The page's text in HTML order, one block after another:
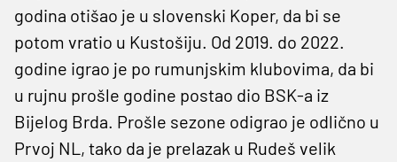
godina otišao je u slovenski Koper, da bi se
potom vratio u Kustošiju. Od 2019. do 2022.
godine igrao je po rumunjskim klubovima, da bi
u rujnu prošle godine postao dio BSK-a iz
Bijelog Brda. Prošle sezone odigrao je odlično u
Prvoj NL, tako da je prelazak u Rudeš velik